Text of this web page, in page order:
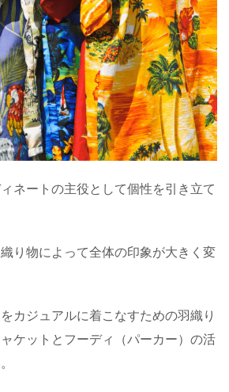
ネートの主役として個性を引き立て
り物によって全体の印象が大きく変
カジュアルに着こなすための羽織り
ケットとフーディ（パーカー）の活